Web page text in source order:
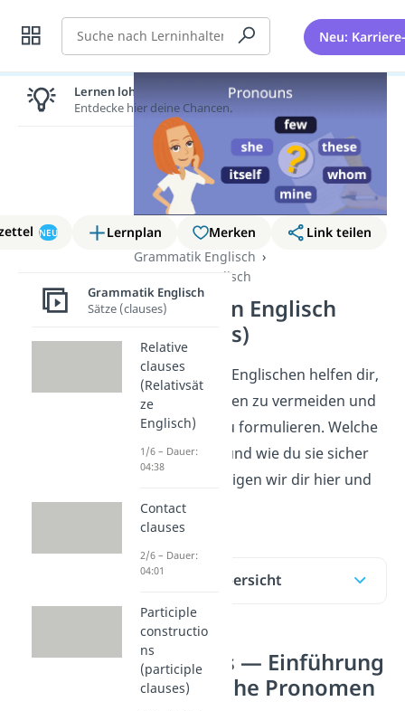
Suche Neu:
NEU Lernplan Merken
Link teilen
Grammatik Englisch
Pronomen Englisch
Pronomen Englisch
(pronouns)
Pronomen
im Englischen helfen dir,
Wiederholungen zu vermeiden und
Sätze klarer zu formulieren. Welche
Arten es gibt und wie du sie sicher
anwendest, zeigen wir dir hier und
imVideo.
Inhaltsübersicht
Pronouns — Einführung
in englische Pronomen
Lernen lohnt sich!
Entdecke hier deine Chancen.
Grammatik Englisch
Sätze (clauses)
Relative
clauses
(Relativsät
ze
Englisch)
1/6 – Dauer:
04:38
Contact
clauses
2/6 – Dauer:
04:01
Participle
constructio
ns
(participle
clauses)